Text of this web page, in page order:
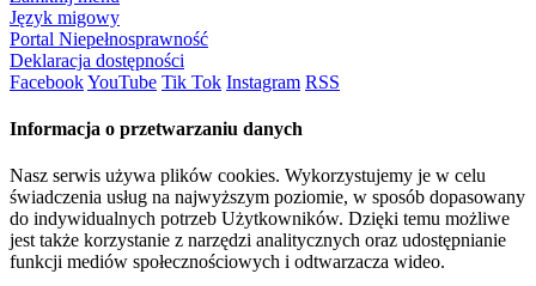
Język migowy
Portal Niepełnosprawność
Deklaracja dostępności
FacebookYouTube Tik Tok Instagram RSS
Informacja o przetwarzaniu danych
Nasz serwis używa plików cookies. Wykorzystujemy je w celu
świadczenia usług na najwyższym poziomie, w sposób dopasowany
do indywidualnych potrzeb Użytkowników. Dzięki temu możliwe
jest także korzystanie z narzędzi analitycznych oraz udostępnianie
funkcji mediów społecznościowych i odtwarzacza wideo.